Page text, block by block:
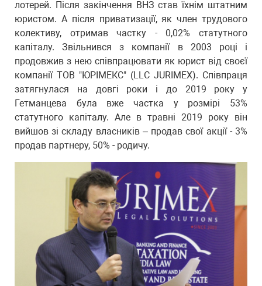
лотерей. Після закінчення ВНЗ став їхнім штатним
юристом. А після приватизації, як член трудового
колективу, отримав частку - 0,02% статутного
капіталу. Звільнився з компанії в 2003 році і
продовжив з нею співпрацювати як юрист від своєї
компанії ТОВ "ЮРІМЕКС" (LLC JURIMEX). Співпраця
затягнулася на довгі роки і до 2019 року у
Гетманцева була вже частка у розмірі 53%
статутного капіталу. Але в травні 2019 року він
вийшов зі складу власників – продав свої акції - 3%
продав партнеру, 50% - родичу.